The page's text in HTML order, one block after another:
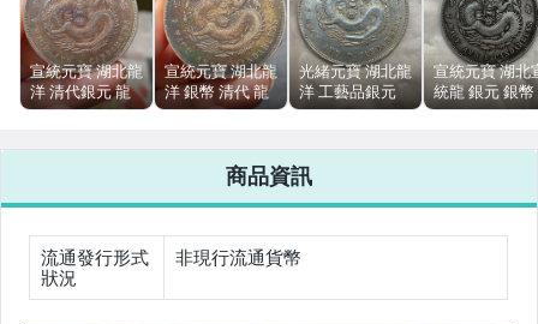
女裝與服飾配件
手錶與飾品配件
女包精品與女鞋
運動、戶外與休閒
宣統元寶 湖北龍
洋 清代銀元 龍
洋銀幣 純銀老包
宣統元寶 湖北龍
洋 銀幣 清代 龍
紋 五彩深坑包漿
光緒元寶 湖北龍
洋 工藝品銀元
七錢二分 九成銀
宣統元寶 湖北
統龍 銀元 銀幣
純銀 邊齒佳 傳
商品資訊
流通發行形式
狀況
非現行流通貨幣